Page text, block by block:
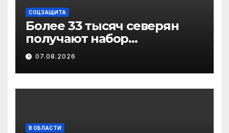
СОЦЗАЩИТА
Более 33 тысяч северян
получают набор
социальных услуг в виде
льгот
07.08.2026
В ОБЛАСТИ